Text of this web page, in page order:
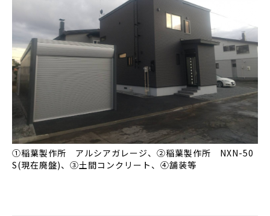
①稲葉製作所 アルシアガレージ、②稲葉製作所 NXN-50
S(現在廃盤)、③土間コンクリート、④舗装等